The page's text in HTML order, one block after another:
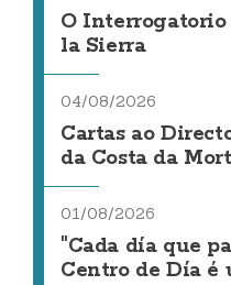
O Interrogatorio
la Sierra
04/08/2026
Cartas ao
da Costa da
01/08/2026
"Cada día que
Centro de Día é